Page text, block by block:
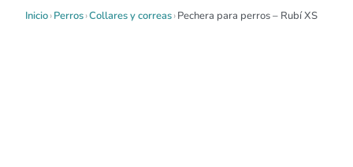
Inicio›Perros›Collares y correas›Pechera para perros – Rubí XS